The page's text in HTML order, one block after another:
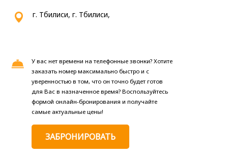
г. Тбилиси, г. Тбилиси,
У вас нет времени на телефонные звонки? Хотите
заказать номер максимально быстро и с
уверенностью в том, что он точно будет готов
для Вас в назначенное время? Воспользуйтесь
формой онлайн-бронирования и получайте
самые актуальные цены!
ЗАБРОНИРОВАТЬ